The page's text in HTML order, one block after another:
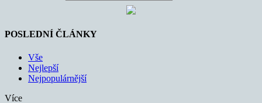
POSLEDNÍ ČLÁNKY
Vše
Nejlepší
Nejpopulárnější
Více